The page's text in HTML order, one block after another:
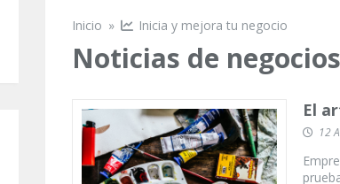
Se encuentra usted aquí
Inicio » Inicia y mejora tu negocio
Noticias de negocios
El
12